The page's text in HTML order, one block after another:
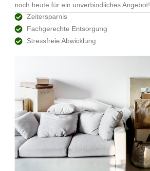
noch heute für ein unverbindliches Angebot!
Zeitersparnis
Fachgerechte Entsorgung
Stressfreie Abwicklung